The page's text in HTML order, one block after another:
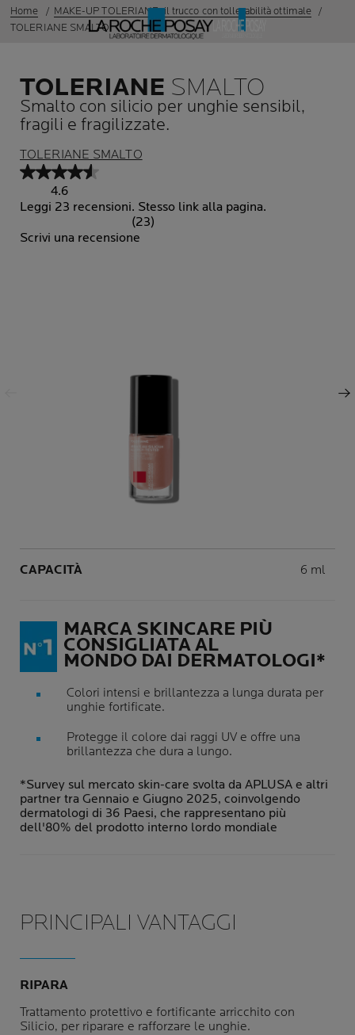
Home
MAKE-UP TOLERIANE: il trucco con tollerabilità ottimale
TOLERIANE SMALTO
TOLERIANE SMALTO
Smalto con silicio per unghie sensibil,
fragili e fragilizzate.
TOLERIANE SMALTO
4.6
Leggi 23 recensioni. Stesso link alla pagina.
(23)
Scrivi una recensione
Pannello successivo
CAPACITÀ Volume
6 ml
MARCA SKINCARE PIÙ
CONSIGLIATA AL
MONDO DAI DERMATOLOGI*
Colori intensi e brillantezza a lunga durata per
unghie fortificate.
Protegge il colore dai raggi UV e offre una
brillantezza che dura a lungo.
*Survey sul mercato skin-care svolta da APLUSA e altri
partner tra Gennaio e Giugno 2025, coinvolgendo
dermatologi di 36 Paesi, che rappresentano più
dell'80% del prodotto interno lordo mondiale
PRINCIPALI VANTAGGI
RIPARA
Trattamento protettivo e fortificante arricchito con
Silicio, per riparare e rafforzare le unghie.